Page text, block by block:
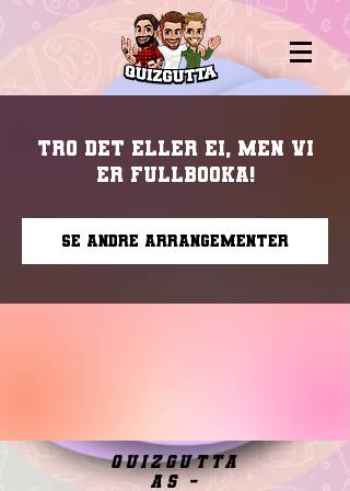
Tro det eller ei, men vi
er fullbooka!
Se andre arrangementer
quizgutta
as -